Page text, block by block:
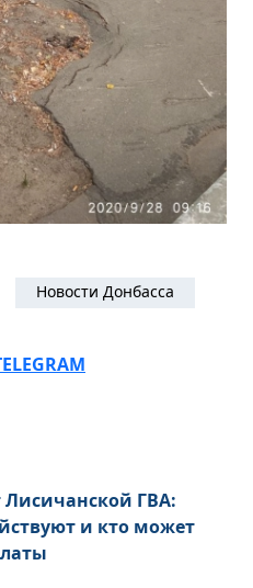
Новости Донбасса
ГВА:
и кто может